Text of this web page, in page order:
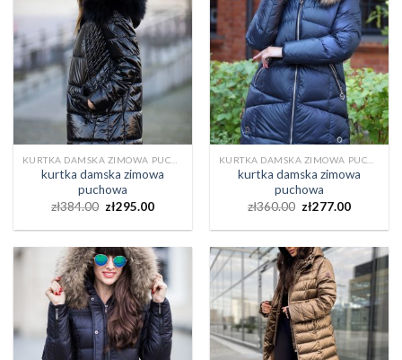
kurtka damska zimowa
puchowa
zł384.00 zł295.00
kurtka damska zimowa
puchowa
zł360.00 zł277.00